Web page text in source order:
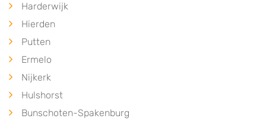
Harderwijk
Hierden
Putten
Ermelo
Nijkerk
Hulshorst
Bunschoten-Spakenburg